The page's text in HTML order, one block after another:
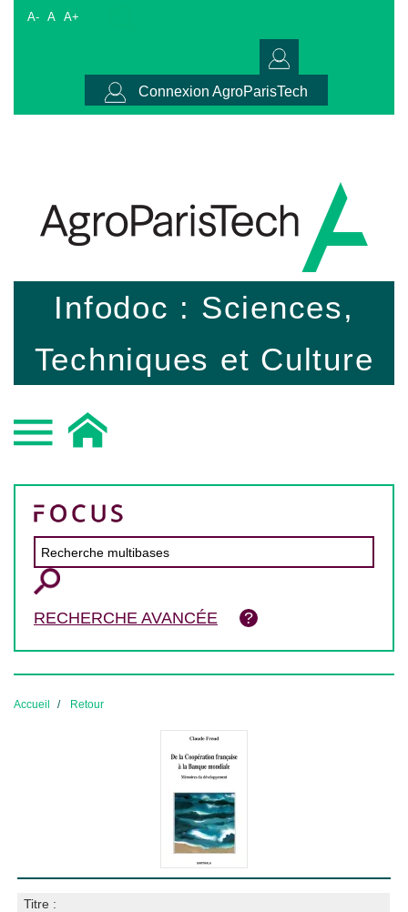
A- A A+
Connexion AgroParisTech
Infodoc : Sciences,
Techniques et Culture
RECHERCHE AVANCÉE
Accueil Retour
Titre :